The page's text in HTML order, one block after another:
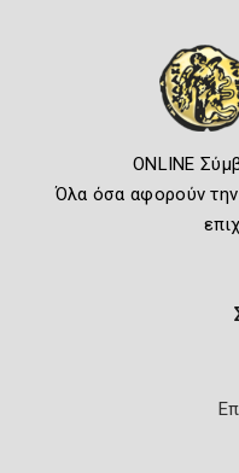
ONLINE
Όλα όσα αφορούν την